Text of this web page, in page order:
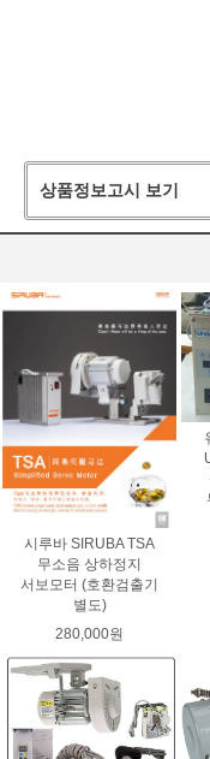
상품정보고시 보기
시루바 SIRUBA TSA
무소음 상하정지
서보모터 (호환검출기
별도)
280,000원